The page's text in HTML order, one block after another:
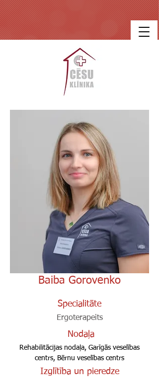
Baiba Gorovenko
Specialitāte
Ergoterapeits
Nodaļa
Rehabilitācijas nodaļa, Garīgās veselības
centrs, Bērnu veselības centrs
Izglītība un pieredze